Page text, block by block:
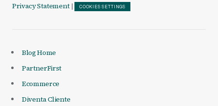
Privacy Statement | COOKIES SETTINGS
Blog Home
PartnerFirst
Ecommerce
Diventa Cliente